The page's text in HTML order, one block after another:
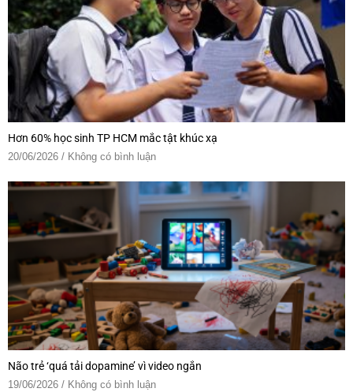
Hơn 60% học sinh TP HCM mắc tật khúc xạ
20/06/2026 Không có bình luận
Não trẻ ‘quá tải dopamine’ vì video ngắn
19/06/2026 Không có bình luận